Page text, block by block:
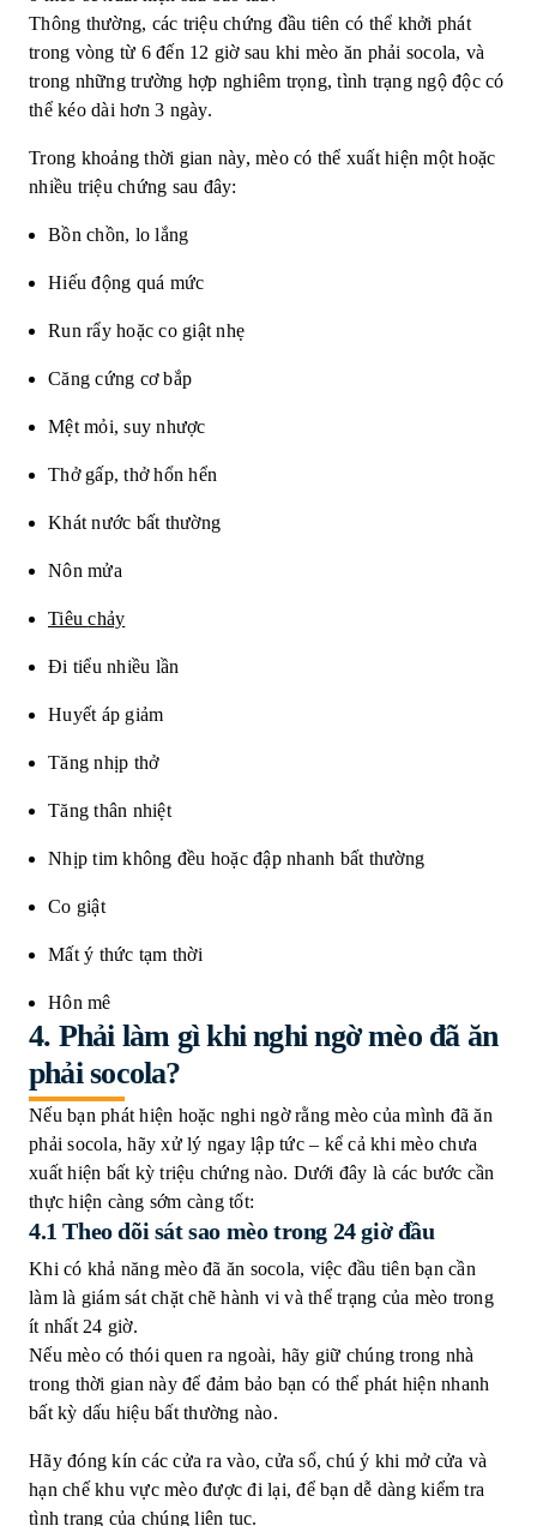
Thông thường, các triệu chứng đầu tiên có thể khởi phát
trong vòng từ 6 đến 12 giờ sau khi mèo ăn phải socola, và
trong những trường hợp nghiêm trọng, tình trạng ngộ độc có
thể kéo dài hơn 3 ngày.
Trong khoảng thời gian này, mèo có thể xuất hiện một hoặc
nhiều triệu chứng sau đây:
Bồn chồn, lo lắng
Hiếu động quá mức
Run rẩy hoặc co giật nhẹ
Căng cứng cơ bắp
Mệt mỏi, suy nhược
Thở gấp, thở hổn hển
Khát nước bất thường
Nôn mửa
Tiêuchảy
Đi tiểu nhiều lần
Huyết áp giảm
Tăng nhịp thở
Tăng thân nhiệt
Nhịp tim không đều hoặc đập nhanh bất thường
Co giật
Mất ý thức tạm thời
Hôn mê
4. Phải làm gì khi nghi ngờ mèo đã ăn
phải socola?
Nếu bạn phát hiện hoặc nghi ngờ rằng mèo của mình đã ăn
phải socola, hãy xử lý ngay lập tức – kể cả khi mèo chưa
xuất hiện bất kỳ triệu chứng nào. Dưới đây là các bước cần
thực hiện càng sớm càng tốt:
4.1Theo dõi sát sao mèo trong 24 giờ đầu
Khi có khả năng mèo đã ăn socola, việc đầu tiên bạn cần
làm là giám sát chặt chẽ hành vi và thể trạng của mèo trong
ít nhất 24 giờ.
Nếu mèo có thói quen ra ngoài, hãy giữ chúng trong nhà
trong thời gian này để đảm bảo bạn có thể phát hiện nhanh
bất kỳ dấu hiệu bất thường nào.
Hãy đóng kín các cửa ra vào, cửa sổ, chú ý khi mở cửa và
hạn chế khu vực mèo được đi lại, để bạn dễ dàng kiểm tra
tình trạng của chúng liên tục.